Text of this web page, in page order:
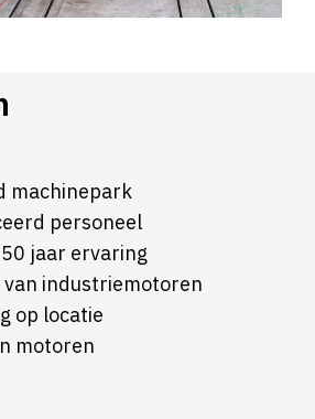
machinepark
personeel
jaar ervaring
van industriemotoren
op locatie
motoren